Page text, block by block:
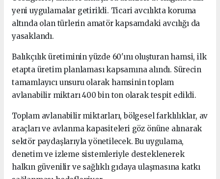
yeni uygulamalar getirildi. Ticari avcılıkta koruma
altında olan türlerin amatör kapsamdaki avcılığı da
yasaklandı.
Balıkçılık üretiminin yüzde 60'ını oluşturan hamsi, ilk
etapta üretim planlaması kapsamına alındı. Sürecin
tamamlayıcı unsuru olarak hamsinin toplam
avlanabilir miktarı 400 bin ton olarak tespit edildi.
Toplam avlanabilir miktarları, bölgesel farklılıklar, av
araçları ve avlanma kapasiteleri göz önüne alınarak
sektör paydaşlarıyla yönetilecek. Bu uygulama,
denetim ve izleme sistemleriyle desteklenerek
halkın güvenilir ve sağlıklı gıdaya ulaşmasına katkı